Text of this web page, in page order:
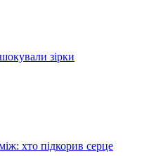
зірки
хто підкорив серце